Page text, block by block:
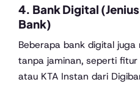
4. Bank Digital
Bank)
Beberapa bank digital juga
tanpa jaminan, seperti fitur
atau KTA Instan dari